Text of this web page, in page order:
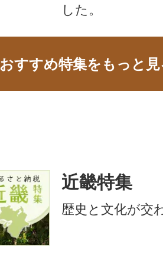
した。
おすすめ特集をもっと
近畿特集
歴史と文化が交